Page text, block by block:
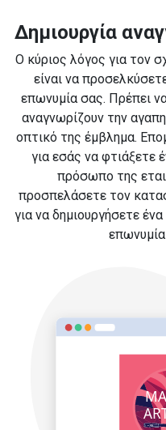
Δημιουργία
Ο κύριος λόγος για τον
είναι να
επωνυμία σας. Πρέπει
αναγνωρίζουν την
οπτικό της έμβλημα.
για εσάς να φτιάξετε
πρόσωπο της
προσπελάσετε τον
για να δημιουργήσετε